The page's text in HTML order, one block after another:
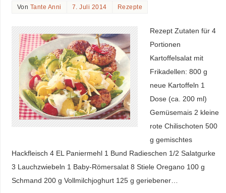
Von Tante Anni 7. Juli 2014 Rezepte
Rezept Zutaten für 4
Portionen
Kartoffelsalat mit
Frikadellen: 800 g
neue Kartoffeln 1
Dose (ca. 200 ml)
Gemüsemais 2 kleine
rote Chilischoten 500
g gemischtes
Hackfleisch 4 EL Paniermehl 1 Bund Radieschen 1/2 Salatgurke
3 Lauchzwiebeln 1 Baby-Römersalat 8 Stiele Oregano 100 g
Schmand 200 g Vollmilchjoghurt 125 g geriebener…